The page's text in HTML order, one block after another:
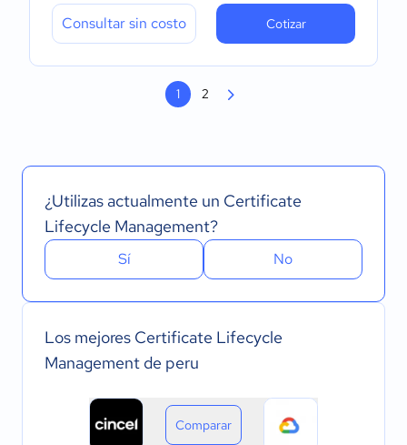
Consultar sin costo Cotizar
1 2
¿Utilizas actualmente un Certificate
Lifecycle Management?
Sí No
Los mejores Certificate Lifecycle
Management de peru
Comparar